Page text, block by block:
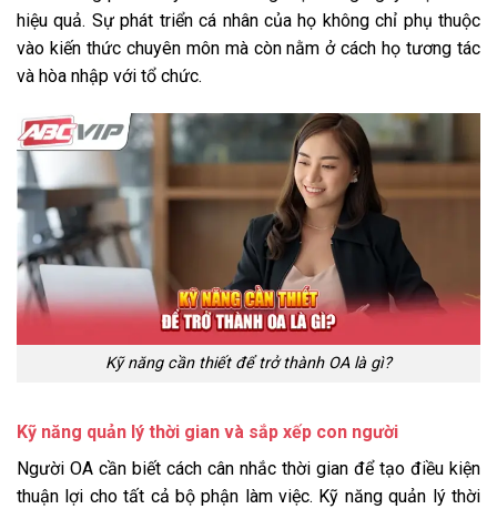
hiệu quả. Sự phát triển cá nhân của họ không chỉ phụ thuộc
vào kiến thức chuyên môn mà còn nằm ở cách họ tương tác
và hòa nhập với tổ chức.
Kỹ năng cần thiết để trở thành OA là gì?
Kỹ năng quản lý thời gian và sắp xếp con người
Người OA cần biết cách cân nhắc thời gian để tạo điều kiện
thuận lợi cho tất cả bộ phận làm việc. Kỹ năng quản lý thời